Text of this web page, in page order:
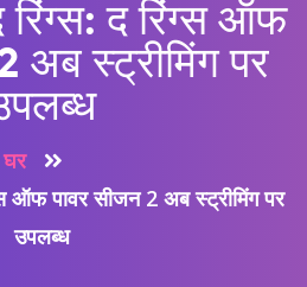
द रिंग्स ऑफ
अब स्ट्रीमिंग पर
घर
ऑफ पावर सीजन 2 अब स्ट्रीमिंग पर
उपलब्ध